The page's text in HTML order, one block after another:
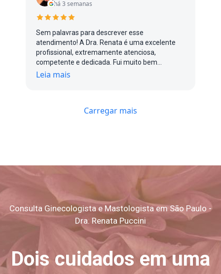
há 3 semanas
Sem palavras para descrever esse
atendimento! A Dra. Renata é uma excelente
profissional, extremamente atenciosa,
competente e dedicada. Fui muito bem
atendida do início ao fim, com um cuidado e
Leia mais
Carregar mais
Consulta Ginecologista e Mastologista em São Paulo -
Dra. Renata Puccini
Dois cuidados em uma